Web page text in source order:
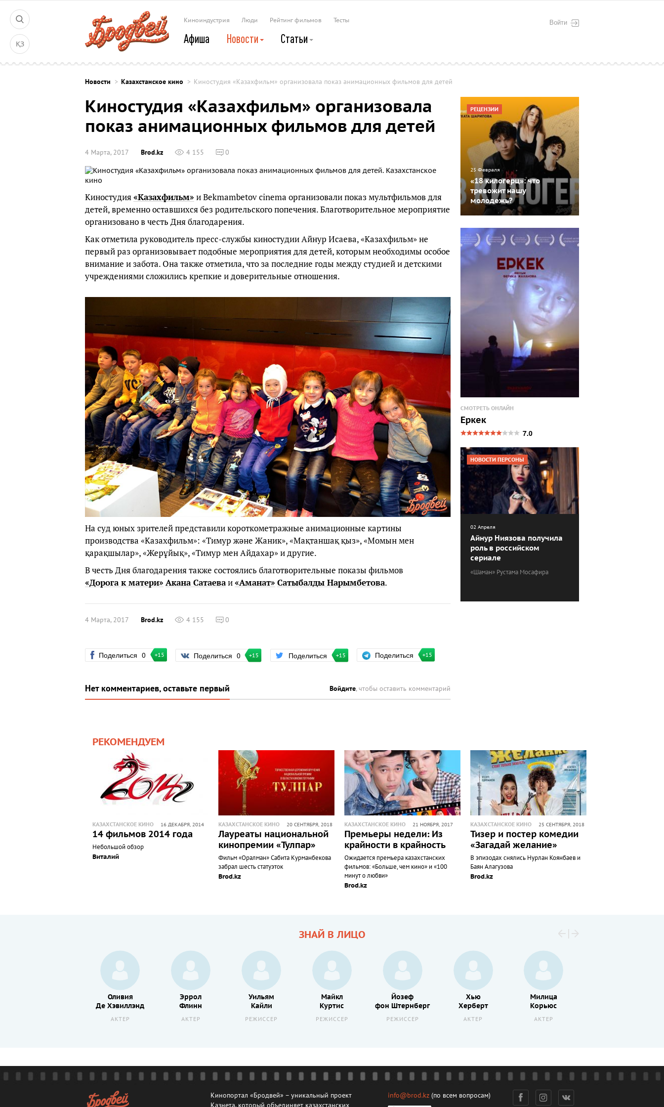
ҚЗ
Войти
Киноиндустрия Люди Рейтинг фильмов Тесты
Афиша Новости Статьи
Новости Казахстанское кино Киностудия «Казахфильм» организовала показ анимационных фильмов для детей
Киностудия «Казахфильм» организовала
показ анимационных фильмов для детей
4 Марта, 2017 Brod.kz 4 155 0
Киностудия«Казахфильм» и Bekmambetov cinema организовали показ мультфильмов для
детей, временно оставшихся без родительского попечения. Благотворительное мероприятие
организовано в честь Дня благодарения.
Как отметила руководитель пресс-службы киностудии Айнур Исаева, «Казахфильм» не
первый раз организовывает подобные мероприятия для детей, которым необходимы особое
внимание и забота. Она также отметила, что за последние годы между студией и детскими
учреждениями сложились крепкие и доверительные отношения.
На суд юных зрителей представили короткометражные анимационные картины
производства «Казахфильм»: «Тимур және Жаник», «Мақтаншақ қыз», «Момын мен
қарақшылар», «Жерұйық», «Тимур мен Айдахар» и другие.
В честь Дня благодарения также состоялись благотворительные показы фильмов
«Дорога к матери» Акана Сатаеваи«Аманат» Сатыбалды Нарымбетова.
4 Марта, 2017 Brod.kz 4 155 0
Поделиться 0 +15 Поделиться 0 +15 Поделиться +15 Поделиться +15
Нет комментариев, оставьте первый Войдите, чтобы оставить комментарий
РЕКОМЕНДУЕМ
КАЗАХСТАНСКОЕ КИНО 16 ДЕКАБРЯ, 2014
14 фильмов 2014 года
Небольшой обзор
Виталий
КАЗАХСТАНСКОЕ КИНО 20 СЕНТЯБРЯ, 2018
Лауреаты национальной
кинопремии «Тулпар»
Фильм «Оралман» Сабита Курманбекова
забрал шесть статуэток
Brod.kz
КАЗАХСТАНСКОЕ КИНО 21 НОЯБРЯ, 2017
Премьеры недели: Из
крайности в крайность
Ожидается премьера казахстанских
фильмов: «Больше, чем кино» и «100
минут о любви»
Brod.kz
КАЗАХСТАНСКОЕ КИНО 25 СЕНТЯБРЯ, 2018
Тизер и постер комедии
«Загадай желание»
В эпизодах снялись Нурлан Коянбаев и
Баян Алагузова
Brod.kz
РЕЦЕНЗИИ
25 Февраля
«18 килогерц»: что
тревожит нашу
молодежь?
СМОТРЕТЬ ОНЛАЙН
Еркек
7.0
НОВОСТИ ПЕРСОНЫ
02 Апреля
Айнур Ниязова получила
роль в российском
сериале
«Шаман» Рустама Мосафира
ЗНАЙ В ЛИЦО
Оливия
Де Хэвиллэнд
АКТЕР
Эррол
Флинн
АКТЕР
Уильям
Кайли
РЕЖИССЕР
Майкл
Куртис
РЕЖИССЕР
Йозеф
фон Штернберг
РЕЖИССЕР
Хью
Херберт
АКТЕР
Милица
Корьюс
АКТЕР
Кинопортал «Бродвей» – уникальный проект
Казнета, который объединяет казахстанских
info@brod.kz (по всем вопросам)